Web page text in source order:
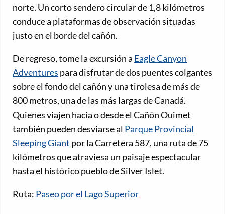
norte. Un corto sendero circular de 1,8 kilómetros
conduce a plataformas de observación situadas
justo en el borde del cañón.
De regreso, tome la excursión a Eagle Canyon
Adventures para disfrutar de dos puentes colgantes
sobre el fondo del cañón y una tirolesa de más de
800 metros, una de las más largas de Canadá.
Quienes viajen hacia o desde el Cañón Ouimet
también pueden desviarse al Parque Provincial
Sleeping Giant por la Carretera 587, una ruta de 75
kilómetros que atraviesa un paisaje espectacular
hasta el histórico pueblo de Silver Islet.
Ruta: Paseo por el Lago Superior